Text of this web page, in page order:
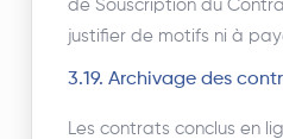
de Souscription du
justifier de motifs ni à
3.19. Archivage des
Les contrats conclus en